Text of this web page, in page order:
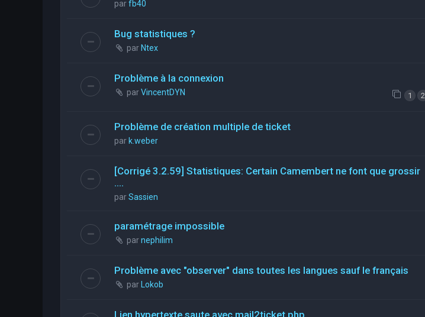
parfb40
Bug statistiques ?
par Ntex
Problème à la connexion
parVincentDYN 1 2
Problème de création multiple de ticket
par k.weber
[Corrigé 3.2.59] Statistiques: Certain Camembert ne font que grossir
....
parSassien
paramétrage impossible
parnephilim
Problème avec "observer" dans toutes les langues sauf le français
par Lokob
Lien hypertexte saute avec mail2ticket.php